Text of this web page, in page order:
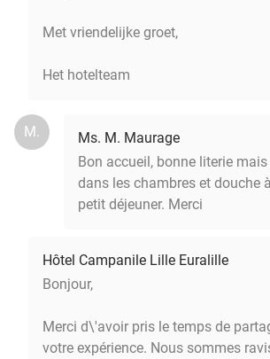
Met vriendelijke groet,
Het hotelteam
M.
Ms. M. Maurage
Bon accueil, bonne literie
dans les chambres et douche
petit déjeuner. Merci
Hôtel Campanile Lille Euralille
Bonjour,
Merci d\'avoir pris le temps de
votre expérience. Nous sommes